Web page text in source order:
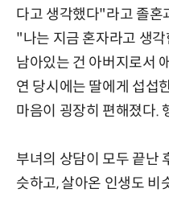
다고 생각했다"라고 졸혼
"나는 지금 혼자라고 생각
남아있는 건 아버지로서
연 당시에는 딸에게 섭섭
마음이 굉장히 편해졌다.
부녀의 상담이 모두 끝난
슷하고, 살아온 인생도